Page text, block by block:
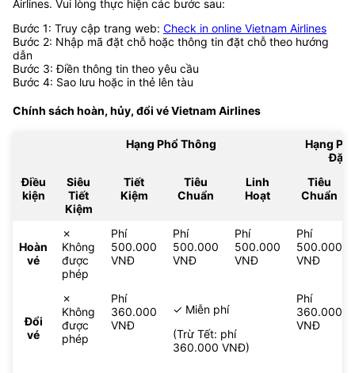
Airlines. Vui lòng thực hiện các bước sau:
Bước 1: Truy cập trang web: Check in online Vietnam Airlines
Bước 2: Nhập mã đặt chỗ hoặc thông tin đặt chỗ theo hướng
dẫn
Bước 3: Điền thông tin theo yêu cầu
Bước 4: Sao lưu hoặc in thẻ lên tàu
Chính sách hoàn, hủy, đổi véVietnam Airlines
Hạng Phổ Thông
Hạng
Đặc
Điều
kiện
Siêu
Tiết
Kiệm
Tiết
Kiệm
Tiêu
Chuẩn
Linh
Hoạt
Tiêu
Chuẩn
Hoàn
vé
✗
Không
được
phép
Phí
500.000
VNĐ
Phí
500.000
VNĐ
Phí
500.000
VNĐ
Phí
500.000
VNĐ
Đổi
vé
✗
Không
được
phép
Phí
360.000
VNĐ
✓ Miễn phí
(Trừ Tết: phí
360.000 VNĐ)
Phí
360.000
VNĐ